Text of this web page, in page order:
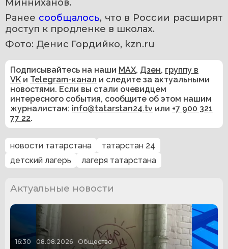
Минниханов.
Ранее сообщалось, что в России расширят
доступ к продленке в школах.
Фото: Денис Гордийко, kzn.ru
Подписывайтесь на наши MAX, Дзен, группу в
VK и Telegram-канал и следите за актуальными
новостями. Если вы стали очевидцем
интересного события, сообщите об этом нашим
журналистам: info@tatarstan24.tv или +7 900 321
77 22.
новости татарстана
татарстан 24
детский лагерь
лагеря татарстана
Актуальные новости
16:30 08.08.2026 Общество